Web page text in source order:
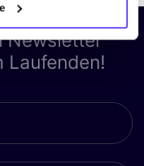
Newsletter
Laufenden!